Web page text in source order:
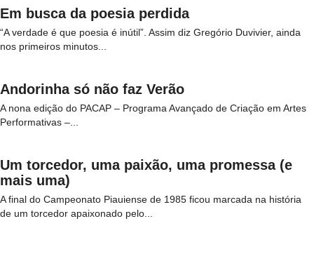
Em busca da poesia perdida
“A verdade é que poesia é inútil”. Assim diz Gregório Duvivier, ainda
nos primeiros minutos...
Andorinha só não faz Verão
A nona edição do PACAP – Programa Avançado de Criação em Artes
Performativas –...
Um torcedor, uma paixão, uma promessa (e
mais uma)
A final do Campeonato Piauiense de 1985 ficou marcada na história
de um torcedor apaixonado pelo...